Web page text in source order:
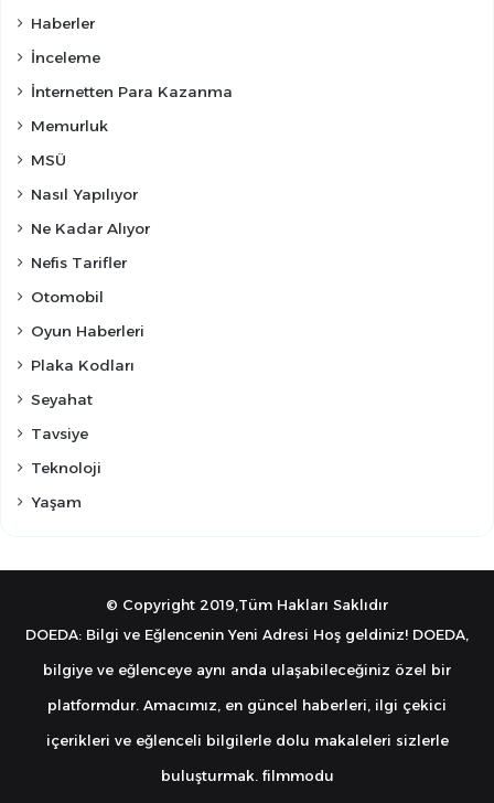
Haberler
İnceleme
İnternetten Para Kazanma
Memurluk
MSÜ
Nasıl Yapılıyor
Ne Kadar Alıyor
Nefis Tarifler
Otomobil
Oyun Haberleri
Plaka Kodları
Seyahat
Tavsiye
Teknoloji
Yaşam
© Copyright 2019,Tüm Hakları Saklıdır
DOEDA: Bilgi ve Eğlencenin Yeni Adresi Hoş geldiniz! DOEDA,
bilgiye ve eğlenceye aynı anda ulaşabileceğiniz özel bir
platformdur. Amacımız, en güncel haberleri, ilgi çekici
içerikleri ve eğlenceli bilgilerle dolu makaleleri sizlerle
buluşturmak. filmmodu